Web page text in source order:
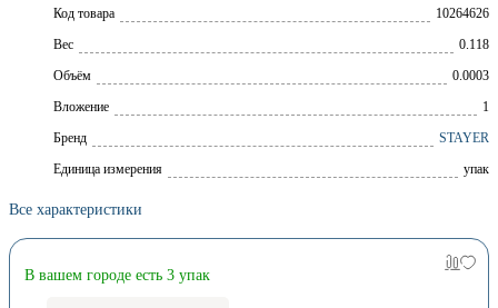
Код товара
10264626
Вес
0.118
Объём
0.0003
Вложение
1
Брeнд
STAYER
Единица измерения
упак
Все характеристики
В вашем городе есть 3 упак